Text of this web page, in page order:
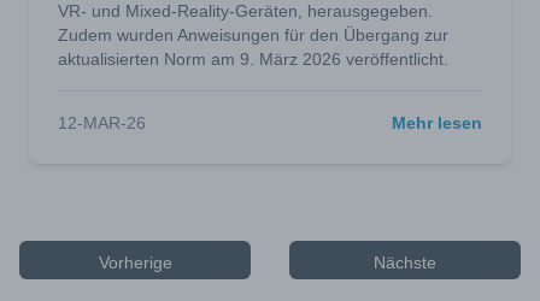
VR- und Mixed-Reality-Geräten, herausgegeben.
Zudem wurden Anweisungen für den Übergang zur
aktualisierten Norm am 9. März 2026 veröffentlicht.
12-MAR-26 Mehr lesen
Vorherige Nächste